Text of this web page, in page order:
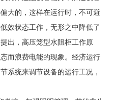
大的，这样在运行时，不可避
效状态工作，无形之中降低了
出，高压笼型水阻柜工作原
而浪费电能的现象。经济运行
系统来调节设备的运行工况，